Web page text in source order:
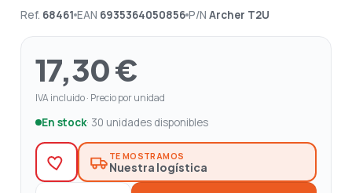
Ref. 68461 EAN 6935364050856 P/N Archer T2U
17,30 €
IVA incluido · Precio por unidad
En stock· 30 unidades disponibles
TE MOSTRAMOS
Nuestra logística